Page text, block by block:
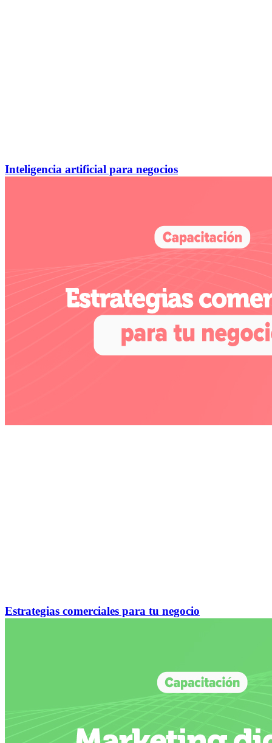
Inteligencia artificial para negocios
Estrategias comerciales para tu negocio